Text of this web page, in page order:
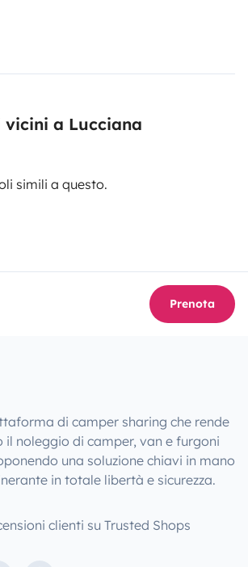
a Lucciana
simili a questo.
Prenota
di camper sharing che rende
il noleggio di camper, van e furgoni
una soluzione chiavi in mano
in totale libertà e sicurezza.
clienti su Trusted Shops